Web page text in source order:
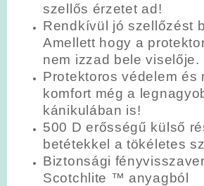
szellős érzetet ad!
Rendkívül jó szellőzést
Amellett hogy a
nem izzad bele viselője.
Protektoros védelem és
komfort még a
kánikulában is!
500 D erősségű külső
betétekkel a tökéletes
Biztonsági
Scotchlite ™ anyagból